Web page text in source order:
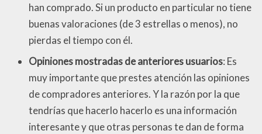
han comprado. Si un producto en particular no tiene
buenas valoraciones (de 3 estrellas o menos), no
pierdas el tiempo con él.
Opiniones mostradas de anteriores usuarios: Es
muy importante que prestes atención las opiniones
de compradores anteriores. Y la razón por la que
tendrías que hacerlo hacerlo es una información
interesante y que otras personas te dan de forma